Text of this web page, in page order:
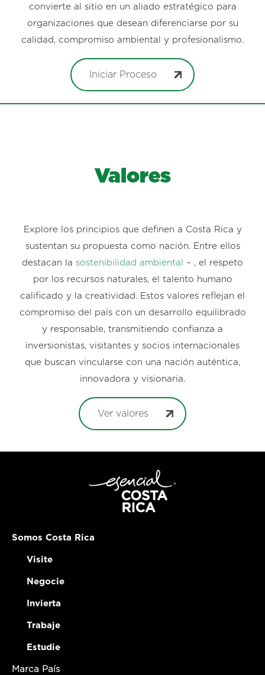
convierte al sitio en un aliado estratégico para
organizaciones que desean diferenciarse por su
calidad, compromiso ambiental y profesionalismo.
Iniciar Proceso
Valores
Explore los principios que definen a Costa Rica y
sustentan su propuesta como nación. Entre ellos
destacan la sostenibilidad ambiental
– , el respeto
por los recursos naturales, el talento humano
calificado y la creatividad. Estos valores reflejan el
compromiso del país con un desarrollo equilibrado
y responsable, transmitiendo confianza a
inversionistas, visitantes y socios internacionales
que buscan vincularse con una nación auténtica,
innovadora y visionaria.
Ver valores
Somos Costa Rica
Visite
Negocie
Invierta
Trabaje
Estudie
Marca País